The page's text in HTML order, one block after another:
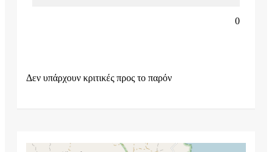
0
Δεν υπάρχουν κριτικές προς το παρόν